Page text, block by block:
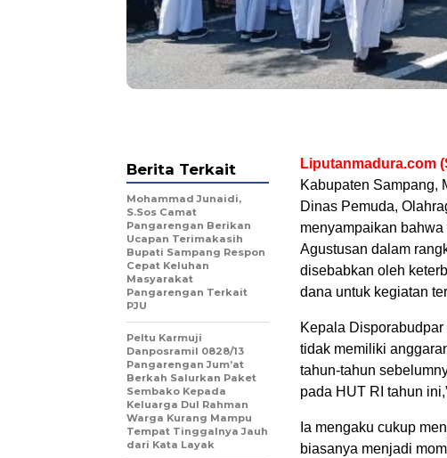
Liputanmadura.com
Kabupaten Sampang,
Dinas Pemuda,
menyampaikan
Agustusan dalam
disebabkan oleh
dana untuk kegiatan
Kepala
tidak memiliki
tahun-tahun
pada HUT RI tahun
Ia mengaku cukup
biasanya menjadi
Berita Terkait
Mohammad Junaidi,
S.Sos Camat
Pangarengan Berikan
Ucapan Terimakasih
Bupati Sampang Respon
Cepat Keluhan
Masyarakat
Pangarengan Terkait
PJU
Peltu Karmuji
Danposramil 0828/13
Pangarengan Jum’at
Berkah Salurkan Paket
Sembako Kepada
Keluarga Dul Rahman
Warga Kurang Mampu
Tempat Tinggalnya Jauh
dari Kata Layak